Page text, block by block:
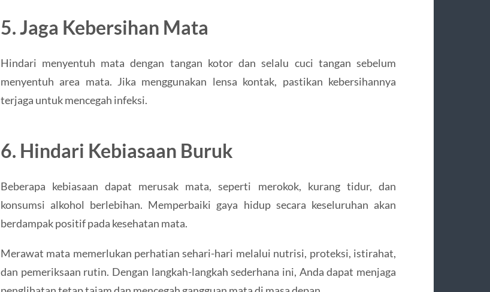
5. Jaga Kebersihan Mata
Hindari menyentuh mata dengan tangan kotor dan selalu cuci tangan sebelum
menyentuh area mata. Jika menggunakan lensa kontak, pastikan kebersihannya
terjaga untuk mencegah infeksi.
6. Hindari Kebiasaan Buruk
Beberapa kebiasaan dapat merusak mata, seperti merokok, kurang tidur, dan
konsumsi alkohol berlebihan. Memperbaiki gaya hidup secara keseluruhan akan
berdampak positif pada kesehatan mata.
Merawat mata memerlukan perhatian sehari-hari melalui nutrisi, proteksi, istirahat,
dan pemeriksaan rutin. Dengan langkah-langkah sederhana ini, Anda dapat menjaga